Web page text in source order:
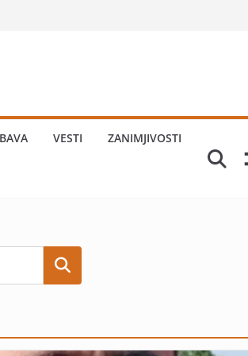
VESTI ZANIMJIVOSTI
Search